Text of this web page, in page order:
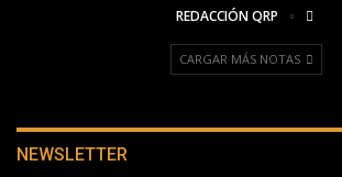
REDACCIÓN QRP
CARGAR MÁS NOTAS
NEWSLETTER